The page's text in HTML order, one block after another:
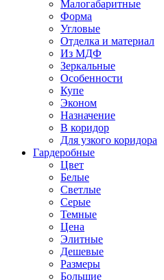
Малогабаритные
Форма
Угловые
Отделка и материал
Из МДФ
Зеркальные
Особенности
Купе
Эконом
Назначение
В коридор
Для узкого коридора
Гардеробные
Цвет
Белые
Светлые
Серые
Темные
Цена
Элитные
Дешевые
Размеры
Большие